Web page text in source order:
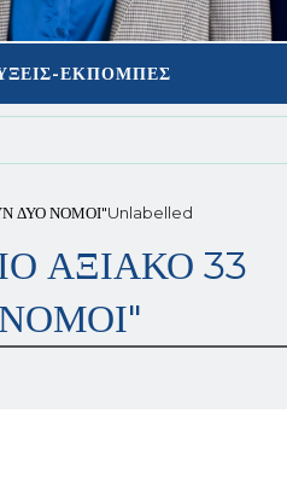
ΕΚΠΟΜΠΕΣ
Unlabelled
ΔΥΟ ΝΟΜΟΙ"
ΑΞΙΑΚΟ 33